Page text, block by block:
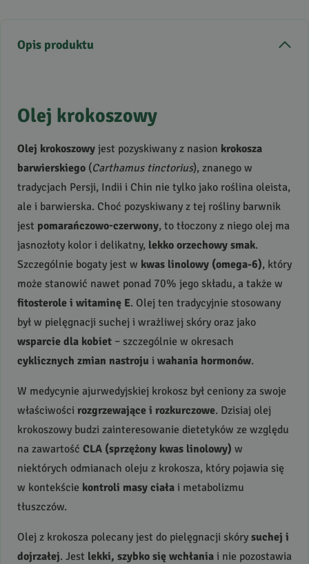
Opis produktu
Olej krokoszowy
Olej krokoszowy jest pozyskiwany z nasion krokosza
barwierskiego (Carthamus tinctorius), znanego w
tradycjach Persji, Indii i Chin nie tylko jako roślina oleista,
ale i barwierska. Choć pozyskiwany z tej rośliny barwnik
jest pomarańczowo-czerwony, to tłoczony z niego olej ma
jasnozłoty kolor i delikatny, lekko orzechowy smak.
Szczególnie bogaty jest w kwas linolowy (omega‑6), który
może stanowić nawet ponad 70% jego składu, a także w
fitosterole i witaminę E. Olej ten tradycyjnie stosowany
był w pielęgnacji suchej i wrażliwej skóry oraz jako
wsparcie dla kobiet – szczególnie w okresach
cyklicznych zmian nastroju i wahania hormonów.
W medycynie ajurwedyjskiej krokosz był ceniony za swoje
właściwości rozgrzewające i rozkurczowe. Dzisiaj olej
krokoszowy budzi zainteresowanie dietetyków ze względu
na zawartość CLA (sprzężony kwas linolowy) w
niektórych odmianach oleju z krokosza, który pojawia się
w kontekście kontroli masy ciała i metabolizmu
tłuszczów.
Olej z krokosza polecany jest do pielęgnacji skóry suchej i
dojrzałej. Jest lekki, szybko się wchłania i nie pozostawia